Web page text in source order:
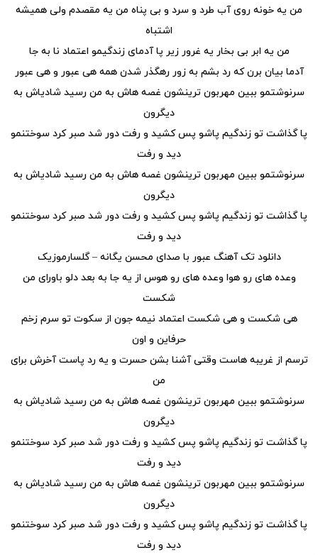
من یه خونه روی آب طرد و سرد و بی پناه من یه مقصدم ولی همیشه
اشتباه
من یه ابر بی بخار یه غرور زیر پا آدمای زندگیمو اعتماد نا به جا
آدما بیان برن که رد بشم به زور رهگذر شدن همه هی عبور و هی عبور
سرنوشتمو ببین مهربون ترینشون غصه هاش به من رسید شادیاش به
دیگرون
پا گذاشت تو زندگیم پاشو پس کشید و رفت دور شد صبر کرد سوختنمو
دید و رفت
سرنوشتمو ببین مهربون ترینشون غصه هاش به من رسید شادیاش به
دیگرون
پا گذاشت تو زندگیم پاشو پس کشید و رفت دور شد صبر کرد سوختنمو
دید و رفت
دانلود تک آهنگ عبور با صدای محسن یگانه – گلسارموزیک
وعده های رو هوا وعده های رو هوس از یه جا به بعد دلو باورای من
شکست
هی شکست و هی شکست اعتماد نیمه جون از سکوت تو سرم زخم
حرفاین و اون
ترسم از غریبه هاست وقتی آشنا بشن حسرت و یه رد پاست آخرش برای
من
سرنوشتمو ببین مهربون ترینشون غصه هاش به من رسید شادیاش به
دیگرون
پا گذاشت تو زندگیم پاشو پس کشید و رفت دور شد صبر کرد سوختنمو
دید و رفت
سرنوشتمو ببین مهربون ترینشون غصه هاش به من رسید شادیاش به
دیگرون
پا گذاشت تو زندگیم پاشو پس کشید و رفت دور شد صبر کرد سوختنمو
دید و رفت